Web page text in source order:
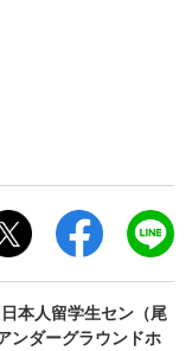
本人留学生セン（尾
ンダーグラウンドホ